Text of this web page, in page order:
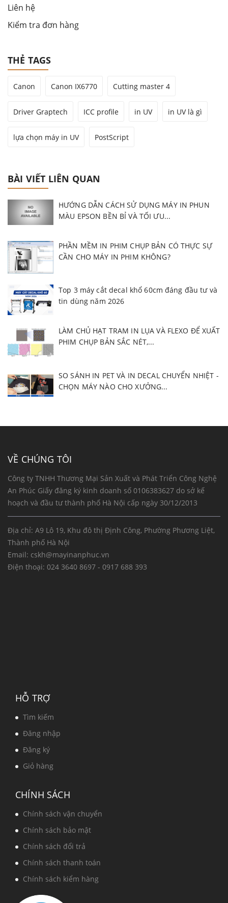
Liên hệ
Kiểm tra đơn hàng
THẺ TAGS
Canon Canon IX6770 Cutting master 4
Driver Graptech ICC profile in UV in UV là gì
lựa chọn máy in UV PostScript
BÀI VIẾT LIÊN QUAN
HƯỚNG DẪN CÁCH SỬ DỤNG MÁY IN PHUN
MÀU EPSON BỀN BỈ VÀ TỐI ƯU...
PHẦN MỀM IN PHIM CHỤP BẢN CÓ THỰC SỰ
CẦN CHO MÁY IN PHIM KHÔNG?
Top 3 máy cắt decal khổ 60cm đáng đầu tư và
tin dùng năm 2026
LÀM CHỦ HẠT TRAM IN LỤA VÀ FLEXO ĐỂ XUẤT
PHIM CHỤP BẢN SẮC NÉT,...
SO SÁNH IN PET VÀ IN DECAL CHUYỂN NHIỆT -
CHỌN MÁY NÀO CHO XƯỞNG...
VỀ CHÚNG TÔI
Công ty TNHH Thương Mại Sản Xuất và Phát Triển Công Nghệ
An Phúc Giấy đăng ký kinh doanh số 0106383627 do sở kế
hoạch và đầu tư thành phố Hà Nội cấp ngày 30/12/2013
Địa chỉ: A9 Lô 19, Khu đô thị Định Công, Phường Phương Liệt,
Thành phố Hà Nội
Email: cskh@mayinanphuc.vn
Điện thoại: 024 3640 8697 - 0917 688 393
HỖ TRỢ
Tìm kiếm
Đăng nhập
Đăng ký
Giỏ hàng
CHÍNH SÁCH
Chính sách vận chuyển
Chính sách bảo mật
Chính sách đổi trả
Chính sách thanh toán
Chính sách kiểm hàng